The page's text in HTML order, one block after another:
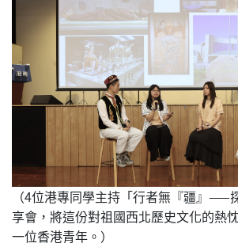
（4位港專同學主持「行者無『疆』——
享會，將這份對祖國西北歷史文化的熱
一位香港青年。）